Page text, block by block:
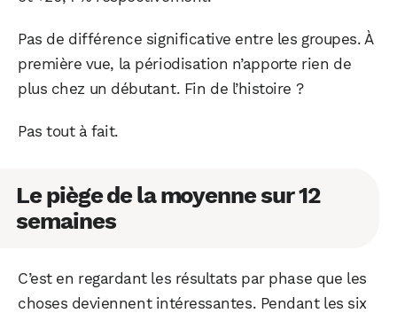
Pas de différence significative entre les groupes. À
première vue, la périodisation n’apporte rien de
plus chez un débutant. Fin de l’histoire ?
Pas tout à fait.
Le piège de la moyenne sur 12
semaines
C’est en regardant les résultats par phase que les
choses deviennent intéressantes. Pendant les six